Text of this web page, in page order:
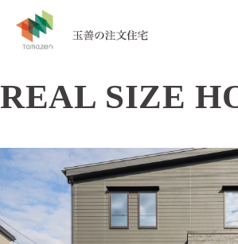
REAL SIZE